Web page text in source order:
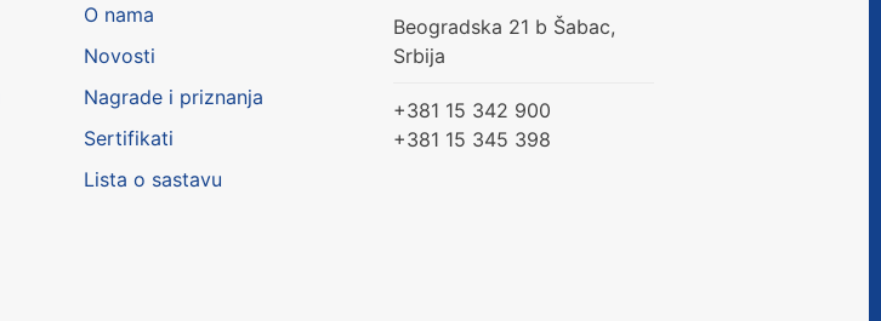
O nama
Novosti
Nagrade i priznanja
Sertifikati
Lista o sastavu
Beogradska 21 b Šabac,
Srbija
+381 15 342 900
+381 15 345 398